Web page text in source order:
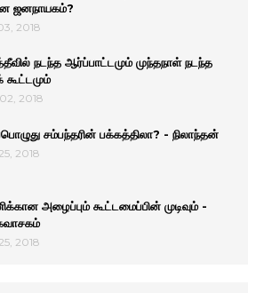
ஜனநாயகம்?
2018
நடந்த ஆர்ப்பாட்டமும் முந்தநாள் நடந்த
கூட்டமும்
2018
சம்பந்தரின் பக்கத்திலா? - நிலாந்தன்
2018
அழைப்பும் கூட்டமைப்பின் முடிவும் -
2018